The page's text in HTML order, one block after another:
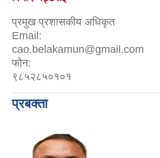
प्रमुख प्रशासकीय अधिकृत
Email:
cao.belakamun@gmail.com
फोन:
९८५२८५०१०१
प्रबक्ता